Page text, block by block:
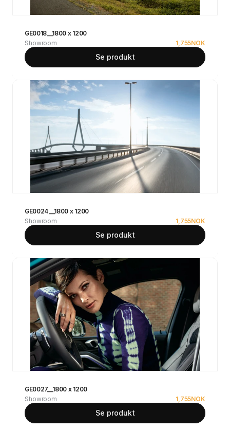
GE0018__1800 x 1200
Showroom
1,755NOK
Se produkt
GE0024__1800 x 1200
Showroom
1,755NOK
Se produkt
GE0027__1800 x 1200
Showroom
1,755NOK
Se produkt